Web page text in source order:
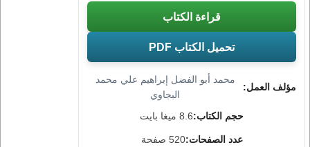
مؤلف العمل:
محمد أبو الفضل إبراهيم علي محمد
البجاوي
حجم الكتاب:8.6 ميغا بايت
عدد الصفحات:520 صفحة
قراءة الكتاب
تحميل الكتاب PDF